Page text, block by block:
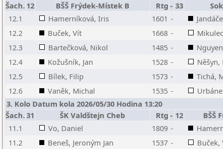
Šach. 12 BŠŠ Frýdek-Místek B Rtg - 33
12.1
Hamerníková, Iris 1601 -
12.2
Buček, Vít 1668 -
12.3
Bartečková, Nikol 1485 -
12.4
Kožušník, Jan 1528 -
Něšyn,
12.5
Bílek, Filip 1573 -
Tichá,
12.6
Vaněk, Michal 1535 -
3. Kolo Datum kola 2026/05/30 Hodina 13:20
Šach.31 ŠK Valdštejn Cheb Rtg - 12
BŠŠ
11.1
Vo, Daniel 1809 -
11.2
Beneš, Jeroným Jan 1537 -
Buček,